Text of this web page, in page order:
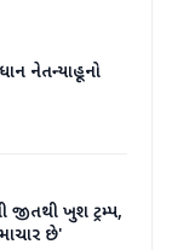
નેતન્યાહૂનો
જીતથી ખુશ ટ્રમ્પ,
છે'